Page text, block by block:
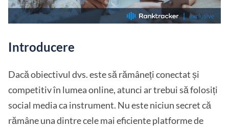
Introducere
Dacă obiectivul dvs. este să rămâneți conectat și
competitiv în lumea online, atunci ar trebui să folosiți
social media ca instrument. Nu este niciun secret că
rămâne una dintre cele mai eficiente platforme de